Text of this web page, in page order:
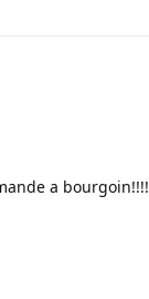
a bourgoin!!!!